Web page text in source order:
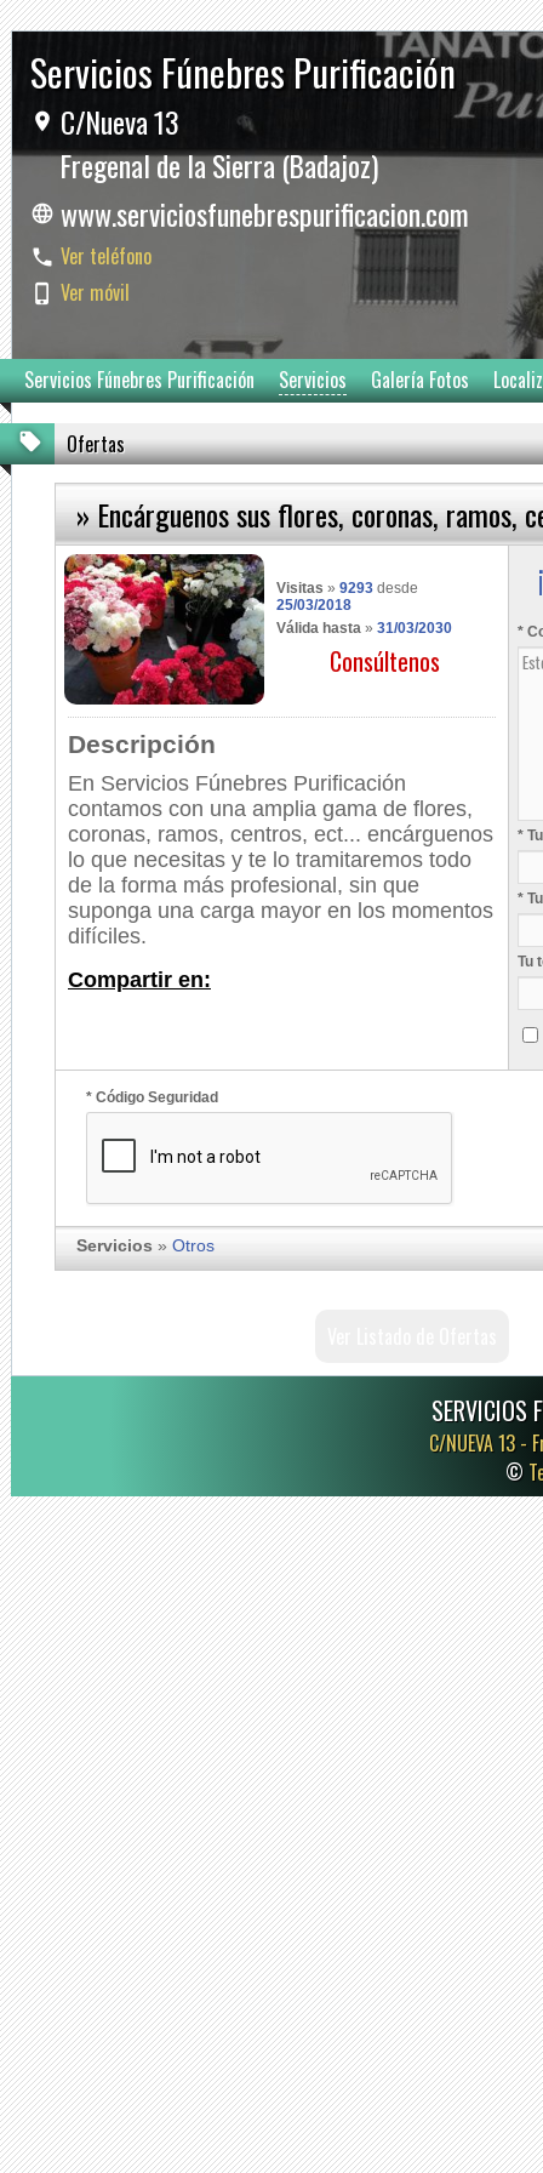
Servicios Fúnebres Purificación
C/Nueva 13
Fregenal de la Sierra (Badajoz)
www.serviciosfunebrespurificacion.com
Ver teléfono
Ver móvil
Servicios Fúnebres Purificación Servicios Galería Fotos
Ofertas
» Encárguenos sus flores, coronas, ramos,
Visitas » 9293 desde
25/03/2018
Válida hasta » 31/03/2030
Consúltenos
Descripción
En Servicios Fúnebres Purificación
contamos con una amplia gama de flores,
coronas, ramos, centros, ect... encárguenos
lo que necesitas y te lo tramitaremos todo
de la forma más profesional, sin que
suponga una carga mayor en los momentos
difíciles.
Compartir en:
*
*
*
Tu
* Código Seguridad
Servicios » Otros
SERVICIOS
C/NUEVA 13 -
©